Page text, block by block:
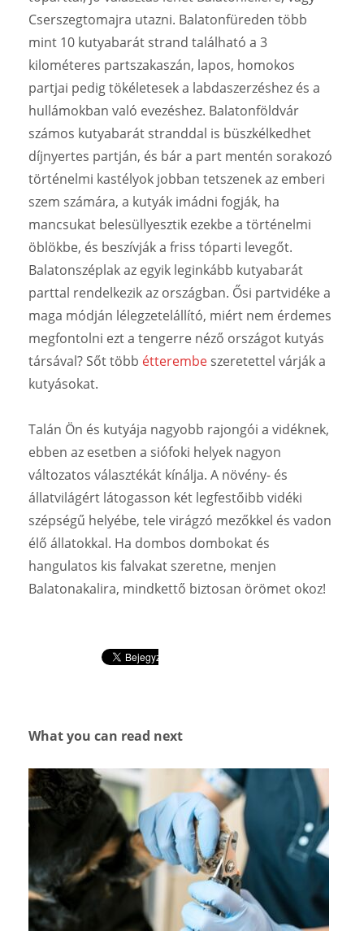
Cserszegtomajra utazni. Balatonfüreden több
mint 10 kutyabarát strand található a 3
kilométeres partszakaszán, lapos, homokos
partjai pedig tökéletesek a labdaszerzéshez és a
hullámokban való evezéshez. Balatonföldvár
számos kutyabarát stranddal is büszkélkedhet
díjnyertes partján, és bár a part mentén sorakozó
történelmi kastélyok jobban tetszenek az emberi
szem számára, a kutyák imádni fogják, ha
mancsukat belesüllyesztik ezekbe a történelmi
öblökbe, és beszívják a friss tóparti levegőt.
Balatonszéplak az egyik leginkább kutyabarát
parttal rendelkezik az országban. Ősi partvidéke a
maga módján lélegzetelállító, miért nem érdemes
megfontolni ezt a tengerre néző országot kutyás
társával? Sőt több étterembe szeretettel várják a
kutyásokat.
Talán Ön és kutyája nagyobb rajongói a vidéknek,
ebben az esetben a siófoki helyek nagyon
változatos választékát kínálja. A növény- és
állatvilágért látogasson két legfestőibb vidéki
szépségű helyébe, tele virágzó mezőkkel és vadon
élő állatokkal. Ha dombos dombokat és
hangulatos kis falvakat szeretne, menjen
Balatonakalira, mindkettő biztosan örömet okoz!
What you can read next